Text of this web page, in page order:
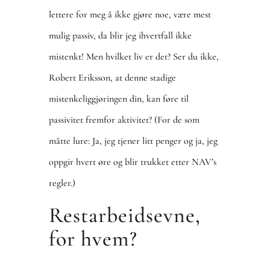
lettere for meg å ikke gjøre noe, være mest
mulig passiv, da blir jeg ihvertfall ikke
mistenkt! Men hvilket liv er det? Ser du ikke,
Robert Eriksson, at denne stadige
mistenkeliggjøringen din, kan føre til
passivitet fremfor aktivitet? (For de som
måtte lure: Ja, jeg tjener litt penger og ja, jeg
oppgir hvert øre og blir trukket etter NAV’s
regler.)
Restarbeidsevne,
for hvem?